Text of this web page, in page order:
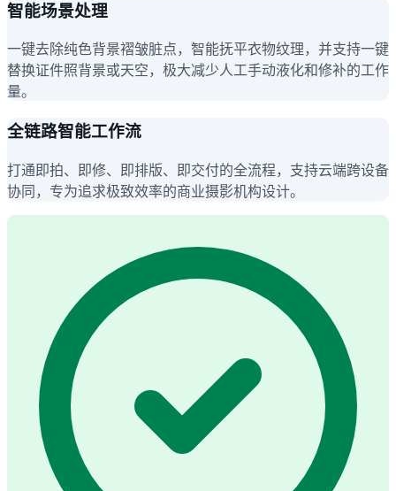
智能场景处理
一键去除纯色背景褶皱脏点，智能抚平衣物纹理，并支持一键
替换证件照背景或天空，极大减少人工手动液化和修补的工作
量。
全链路智能工作流
打通即拍、即修、即排版、即交付的全流程，支持云端跨设备
协同，专为追求极致效率的商业摄影机构设计。